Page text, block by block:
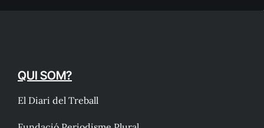
QUI SOM?
El Diari del Treball